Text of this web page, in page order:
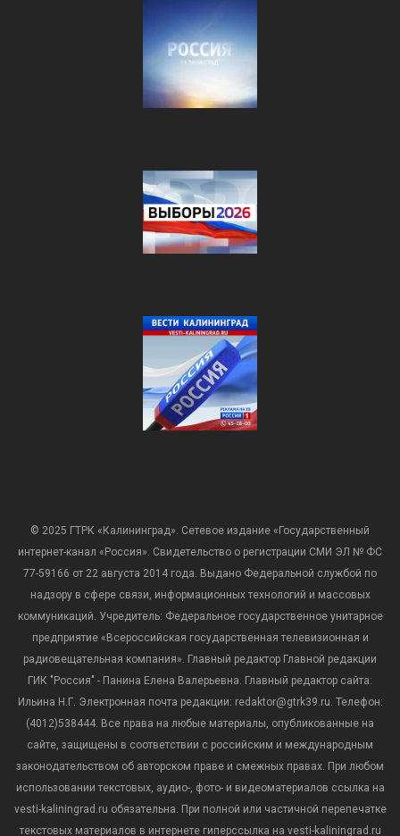
© 2025 ГТРК «Калининград». Сетевое издание «Государственный
интернет-канал «Россия». Свидетельство о регистрации СМИ ЭЛ № ФС
77-59166 от 22 августа 2014 года. Выдано Федеральной службой по
надзору в сфере связи, информационных технологий и массовых
коммуникаций. Учредитель: Федеральное государственное унитарное
предприятие «Всероссийская государственная телевизионная и
радиовещательная компания». Главный редактор Главной редакции
ГИК "Россия" - Панина Елена Валерьевна. Главный редактор сайта:
Ильина Н.Г. Электронная почта редакции: redaktor@gtrk39.ru. Телефон:
(4012)538444. Все права на любые материалы, опубликованные на
сайте, защищены в соответствии с российским и международным
законодательством об авторском праве и смежных правах. При любом
использовании текстовых, аудио-, фото- и видеоматериалов ссылка на
vesti-kaliningrad.ru обязательна. При полной или частичной перепечатке
текстовых материалов в интернете гиперссылка на vesti-kaliningrad.ru